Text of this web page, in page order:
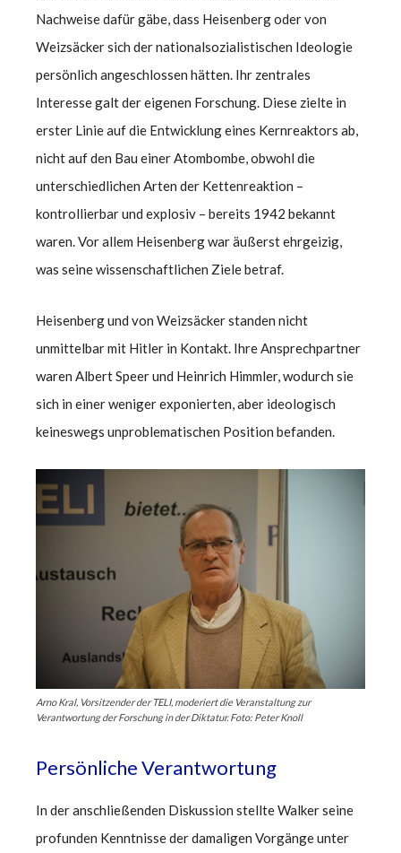
Nachweise dafür gäbe, dass Heisenberg oder von
Weizsäcker sich der nationalsozialistischen Ideologie
persönlich angeschlossen hätten. Ihr zentrales
Interesse galt der eigenen Forschung. Diese zielte in
erster Linie auf die Entwicklung eines Kernreaktors ab,
nicht auf den Bau einer Atombombe, obwohl die
unterschiedlichen Arten der Kettenreaktion –
kontrollierbar und explosiv – bereits 1942 bekannt
waren. Vor allem Heisenberg war äußerst ehrgeizig,
was seine wissenschaftlichen Ziele betraf.
Heisenberg und von Weizsäcker standen nicht
unmittelbar mit Hitler in Kontakt. Ihre Ansprechpartner
waren Albert Speer und Heinrich Himmler, wodurch sie
sich in einer weniger exponierten, aber ideologisch
keineswegs unproblematischen Position befanden.
Arno Kral, Vorsitzender der TELI, moderiert die Veranstaltung zur
Verantwortung der Forschung in der Diktatur. Foto: Peter Knoll
Persönliche Verantwortung
In der anschließenden Diskussion stellte Walker seine
profunden Kenntnisse der damaligen Vorgänge unter